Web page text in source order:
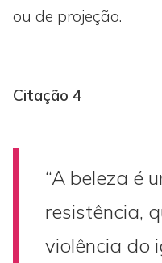
ou de projeção.
Citação 4
“A beleza é
resistência,
violência do